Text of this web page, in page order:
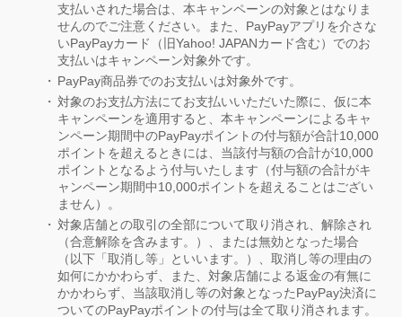
支払いされた場合は、本キャンペーンの対象とはなりま
せんのでご注意ください。また、PayPayアプリを介さな
いPayPayカード（旧Yahoo! JAPANカード含む）でのお
支払いはキャンペーン対象外です。
PayPay商品券でのお支払いは対象外です。
対象のお支払方法にてお支払いいただいた際に、仮に本
キャンペーンを適用すると、本キャンペーンによるキャ
ンペーン期間中のPayPayポイントの付与額が合計10,000
ポイントを超えるときには、当該付与額の合計が10,000
ポイントとなるよう付与いたします（付与額の合計がキ
ャンペーン期間中10,000ポイントを超えることはござい
ません）。
対象店舗との取引の全部について取り消され、解除され
（合意解除を含みます。）、または無効となった場合
（以下「取消し等」といいます。）、取消し等の理由の
如何にかかわらず、また、対象店舗による返金の有無に
かかわらず、当該取消し等の対象となったPayPay決済に
ついてのPayPayポイントの付与は全て取り消されます。